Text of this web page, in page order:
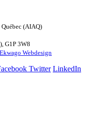
(AIAQ)
G1P 3W8
Ekwago Webdesign
Twitter LinkedIn